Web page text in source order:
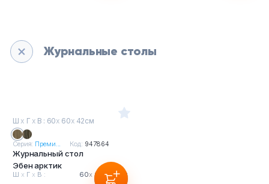
Журнальные столы
Ш х Г х В : 60х 60х 42см
Серия: Преми... Код: 947864
Журнальный стол
Эбен арктик
Ш х Г х В : 60х 60 х42см